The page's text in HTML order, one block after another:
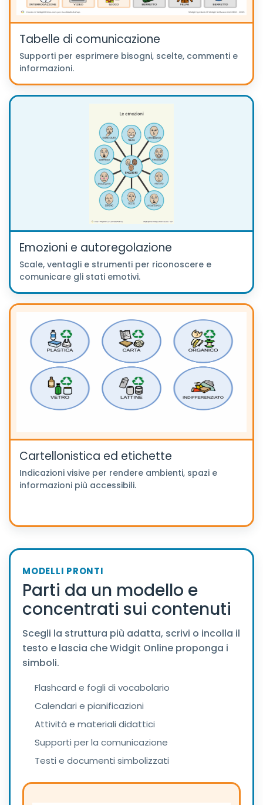
Tabelle di comunicazione
Supporti per esprimere bisogni, scelte, commenti e
informazioni.
Emozioni e autoregolazione
Scale, ventagli e strumenti per riconoscere e
comunicare gli stati emotivi.
Cartellonistica ed etichette
Indicazioni visive per rendere ambienti, spazi e
informazioni più accessibili.
MODELLI PRONTI
Parti da un modello e
concentrati sui contenuti
Scegli la struttura più adatta, scrivi o incolla il
testo e lascia che Widgit Online proponga i
simboli.
Flashcard e fogli di vocabolario
Calendari e pianificazioni
Attività e materiali didattici
Supporti per la comunicazione
Testi e documenti simbolizzati